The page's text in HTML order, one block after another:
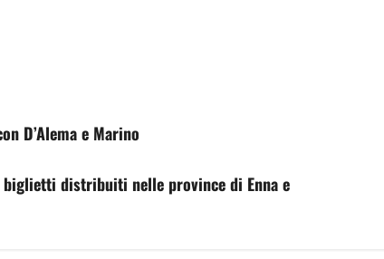
D’Alema e Marino
distribuiti nelle province di Enna e